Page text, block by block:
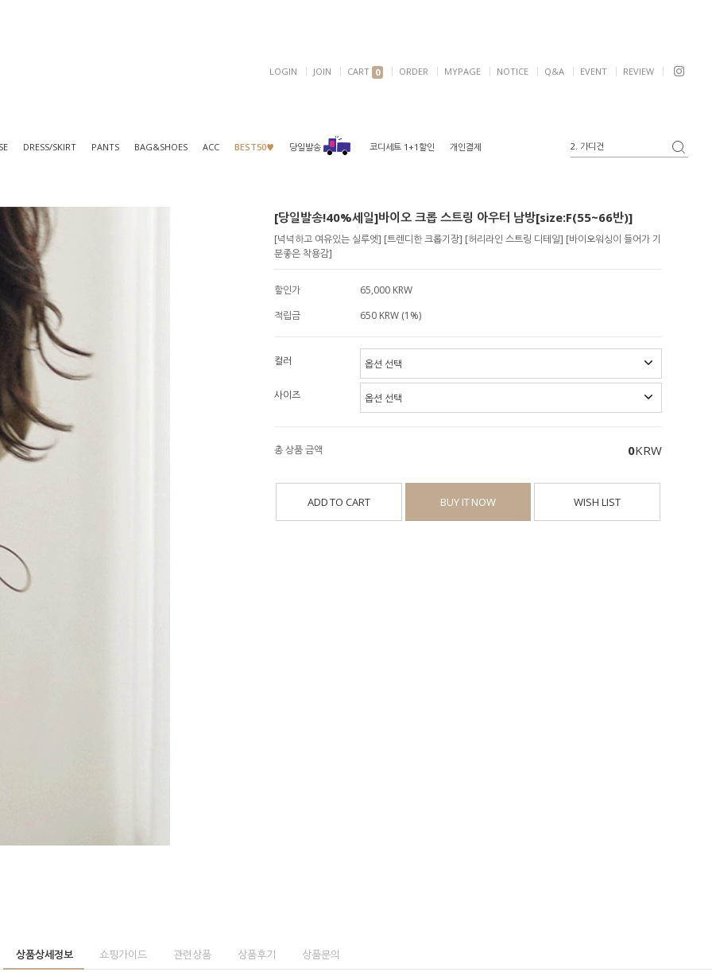
NOTICE Q&A EVENT REVIEW
LOGIN JOIN CART 0 ORDER MYPAGE
DRESS/SKIRT PANTS BAG&SHOES ACC BEST50♥ 당일발송 코디세트 1+1할인 개인결제
3. 블라우스
1. 원피스
2. 가디건
[당일발송!40%세일]바이오 크롭 스트링 아우터 남방[size:F(55~66반)]
[넉넉하고 여유있는 실루엣] [트렌디한 크롭기장] [허리라인 스트링 디테일] [바이오워싱이 들어가 기
분좋은 착용감]
할인가
65,000 KRW
적립금
650 KRW (1%)
컬러
사이즈
총 상품 금액 0KRW
ADD TO CART BUY IT NOW WISH LIST
상품상세정보 쇼핑가이드 관련상품 상품후기 상품문의